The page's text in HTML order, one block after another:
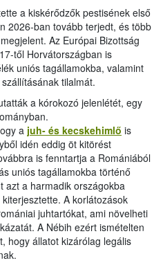
a kiskérődzők pestisének első
2026-ban tovább terjedt, és több
Az Európai Bizottság
től Horvátországban is
uniós tagállamokba, valamint
tilalmát.
a kórokozó jelenlétét, egy
a juh- és kecskehimlő is
idén eddig öt kitörést
is fenntartja a Romániából
uniós tagállamokba történő
azt a harmadik országokba
A korlátozások
juhtartókat, ami növelheti
A Nébih ezért ismételten
hogy állatot kizárólag legális